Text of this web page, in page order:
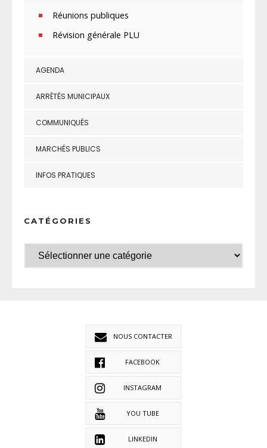
Réunions publiques
Révision générale PLU
AGENDA
ARRÊTÉS MUNICIPAUX
COMMUNIQUÉS
MARCHÉS PUBLICS
INFOS PRATIQUES
CATÉGORIES
NOUS CONTACTER
FACEBOOK
INSTAGRAM
YOU TUBE
LINKEDIN